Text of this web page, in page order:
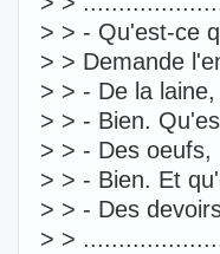
> > - Qu'est-ce
> > Demande
> > - De la
> > - Bien.
> > - Des oeufs,
> > - Bien. Et
> > - Des
> >